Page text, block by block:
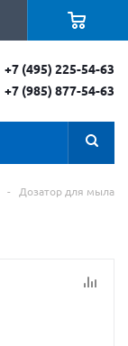
+7 (495) 225-54-63
+7 (985) 877-54-63
-
Дозатор для мыла